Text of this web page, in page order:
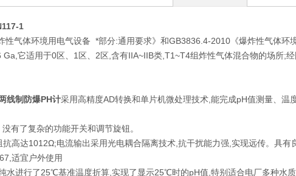
1
气体环境用电气设备 *部分:通用要求》和GB3836.4-2010《爆炸性气体环
它适用于0区、1区、2区,含有IIA~IIB类,T1~T4组炸性气体混合物的场所;
线制防爆PH计采用高精度AD转换和单片机微处理技术,能完成pH值测量、温
有了复杂的功能开关和调节旋钮。
高达1012Ω;电流输出采用光电耦合隔离技术,抗干扰能力强,实现远传。具有
适宜户外使用
水进行了25℃基准温度折算,实现了显示25℃时的pH值,特别适合电厂多种水质